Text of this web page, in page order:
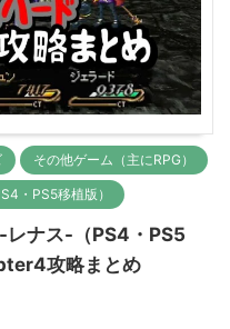
その他ゲーム（主にRPG）
・PS5移植版）
-レナス-（PS4・PS5
攻略まとめ